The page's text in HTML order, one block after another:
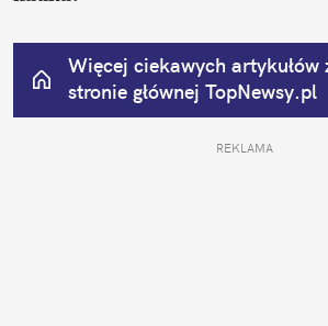
Więcej ciekawych artykułów
stronie głównej TopNewsy.pl
REKLAMA